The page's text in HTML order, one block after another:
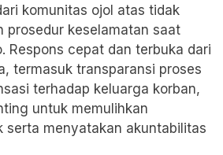
komunitas ojol atas tidak
prosedur keselamatan saat
Respons cepat dan terbuka dari
termasuk transparansi proses
terhadap keluarga korban,
untuk memulihkan
serta menyatakan akuntabilitas